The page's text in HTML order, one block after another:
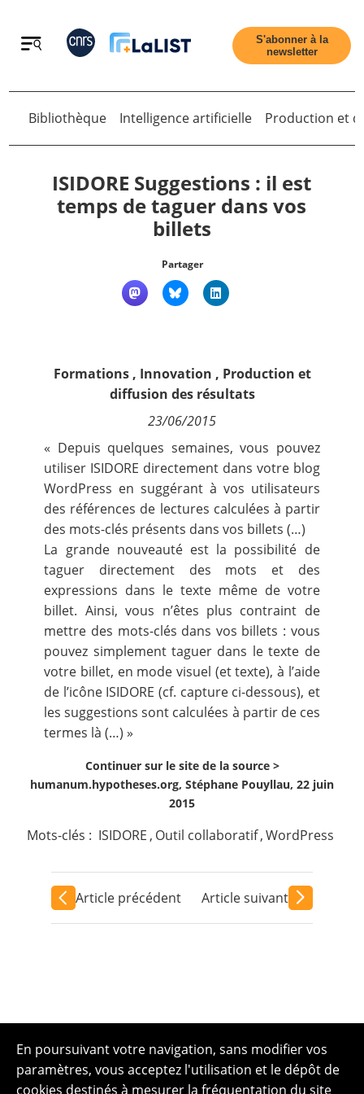
Retour
Contact
S'abonner à la
newsletter
Retour
Bibliothèque Intelligence artificielle Production et
ISIDORE Suggestions : il est
temps de taguer dans vos
billets
Partager
Formations, Innovation , Production et
diffusion des résultats
23/06/2015
« Depuis quelques semaines, vous pouvez
utiliser ISIDORE directement dans votre blog
WordPress en suggérant à vos utilisateurs
des références de lectures calculées à partir
des mots-clés présents dans vos billets (…)
La grande nouveauté est la possibilité de
taguer directement des mots et des
expressions dans le texte même de votre
billet. Ainsi, vous n’êtes plus contraint de
mettre des mots-clés dans vos billets : vous
pouvez simplement taguer dans le texte de
votre billet, en mode visuel (et texte), à l’aide
de l’icône ISIDORE (cf. capture ci-dessous), et
les suggestions sont calculées à partir de ces
termes là (…) »
Continuer sur le site de la source >
humanum.hypotheses.org, Stéphane Pouyllau, 22 juin
2015
Mots-clés : ISIDORE , Outil collaboratif,WordPress
Article précédent Article suivant
En poursuivant votre navigation, sans modifier vos
paramètres, vous acceptez l'utilisation et le dépôt de
cookies destinés à mesurer la fréquentation du site